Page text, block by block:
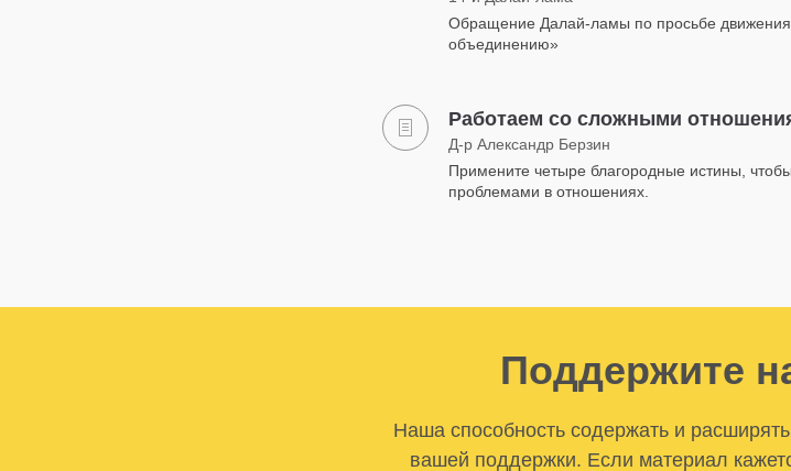
Обращение Далай-ламы по просьбе
объединению»
Работаем со сложными
Д-р Александр Берзин
Примените четыре благородные истины,
проблемами в отношениях.
Поддержите
Наша способность содержать и
вашей поддержки. Если материал